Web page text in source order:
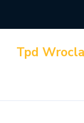
content
Tpd